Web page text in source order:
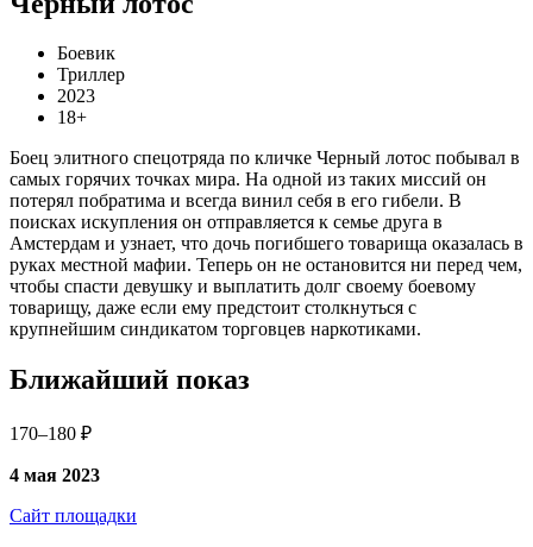
Боевик
Триллер
2023
18+
Боец элитного спецотряда по кличке Черный лотос побывал в
самых горячих точках мира. На одной из таких миссий он
потерял побратима и всегда винил себя в его гибели. В
поисках искупления он отправляется к семье друга в
Амстердам и узнает, что дочь погибшего товарища оказалась в
руках местной мафии. Теперь он не остановится ни перед чем,
чтобы спасти девушку и выплатить долг своему боевому
товарищу, даже если ему предстоит столкнуться с
крупнейшим синдикатом торговцев наркотиками.
Ближайший показ
170–180 ₽
4 мая 2023
Сайт площадки